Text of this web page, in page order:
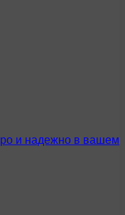
и надежно в вашем